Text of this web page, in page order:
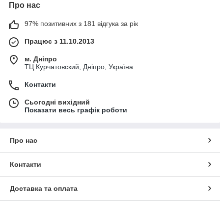
Про нас
97% позитивних з 181 відгука за рік
Працює з 11.10.2013
м. Дніпро
ТЦ Курчатовский, Дніпро, Україна
Контакти
Сьогодні вихідний
Показати весь графік роботи
Про нас
Контакти
Доставка та оплата